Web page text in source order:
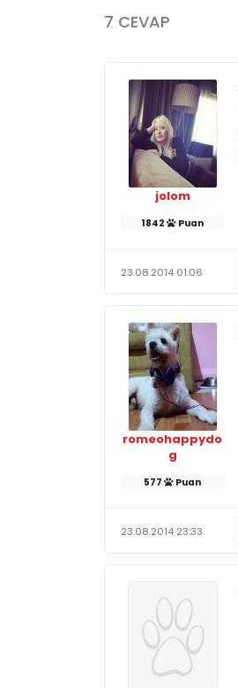
7 CEVAP
jolom
1842 Puan
23.08.2014 01:06
romeohappydo
g
577 Puan
23.08.2014 23:33